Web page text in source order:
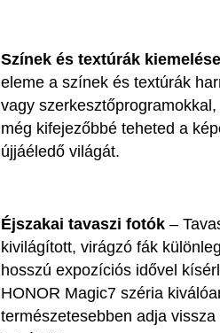
Színek és textúrák kiemelése
eleme a színek és textúrák
vagy
még kifejezőbbé teheted a
újjáéledő világát.
Éjszakai tavaszi fotók –
kivilágított, virágzó fák
hosszú expozíciós idővel
HONOR Magic7 széria
természetesebben adja